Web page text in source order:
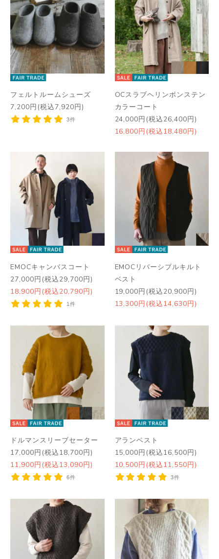
フェルトルームシューズ
7,200円(税込7,920円)
3件
OCスラブヘリンボンステン
カラーコート
24,000円(税込26,400円)
16,800円(税込18,480円)
EMOCキャンバスコート
27,000円(税込29,700円)
18,900円(税込20,790円)
1件
EMOCリバーシブルキルト
ベスト
19,000円(税込20,900円)
13,300円(税込14,630円)
ドルマンスリーブセーター
17,000円(税込18,700円)
11,900円(税込13,090円)
6件
アランベスト
15,000円(税込16,500円)
10,500円(税込11,550円)
3件